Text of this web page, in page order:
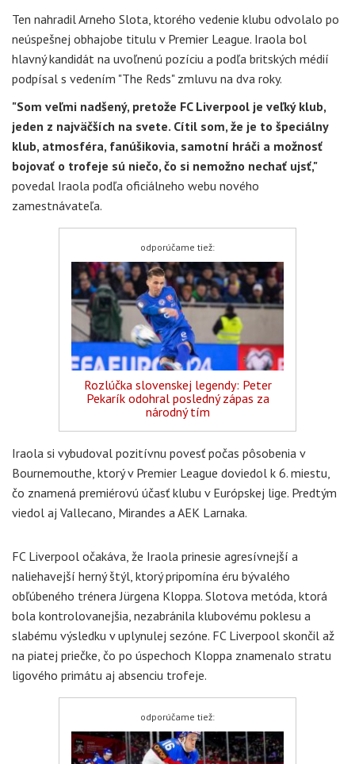
Ten nahradil Arneho Slota, ktorého vedenie klubu odvolalo po
neúspešnej obhajobe titulu v Premier League. Iraola bol
hlavný kandidát na uvoľnenú pozíciu a podľa britských médií
podpísal s vedením "The Reds" zmluvu na dva roky.
"Som veľmi nadšený, pretože FC Liverpool je veľký klub,
jeden z najväčších na svete. Cítil som, že je to špeciálny
klub, atmosféra, fanúšikovia, samotní hráči a možnosť
bojovať o trofeje sú niečo, čo si nemožno nechať ujsť,"
povedal Iraola podľa oficiálneho webu nového
zamestnávateľa.
odporúčame tiež:
Rozlúčka slovenskej legendy: Peter
Pekarík odohral posledný zápas za
národný tím
Iraola si vybudoval pozitívnu povesť počas pôsobenia v
Bournemouthe, ktorý v Premier League doviedol k 6. miestu,
čo znamená premiérovú účasť klubu v Európskej lige. Predtým
viedol aj Vallecano, Mirandes a AEK Larnaka.
FC Liverpool očakáva, že Iraola prinesie agresívnejší a
naliehavejší herný štýl, ktorý pripomína éru bývalého
obľúbeného trénera Jürgena Kloppa. Slotova metóda, ktorá
bola kontrolovanejšia, nezabránila klubovému poklesu a
slabému výsledku v uplynulej sezóne. FC Liverpool skončil až
na piatej priečke, čo po úspechoch Kloppa znamenalo stratu
ligového primátu aj absenciu trofeje.
odporúčame tiež: